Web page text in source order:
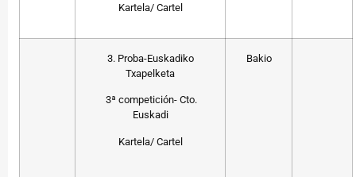
Kartela/ Cartel
3. Proba-Euskadiko
Txapelketa
3ª competición- Cto.
Euskadi
Kartela/ Cartel
Bakio